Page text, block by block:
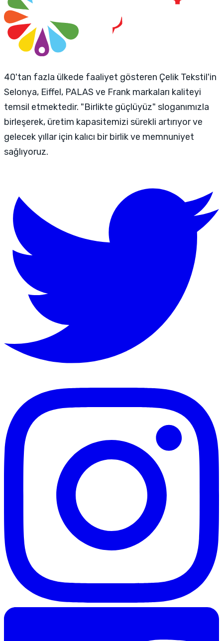
40'tan fazla ülkede faaliyet gösteren Çelik Tekstil'in
Selonya, Eiffel, PALAS ve Frank markaları kaliteyi
temsil etmektedir. "Birlikte güçlüyüz" sloganımızla
birleşerek, üretim kapasitemizi sürekli artırıyor ve
gelecek yıllar için kalıcı bir birlik ve memnuniyet
sağlıyoruz.